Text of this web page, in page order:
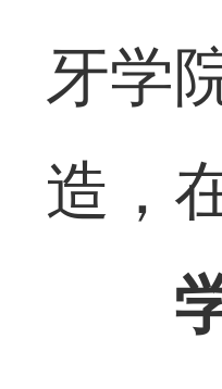
牙学
造，